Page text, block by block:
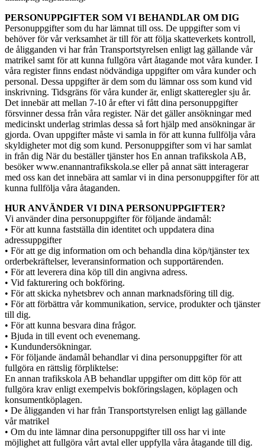
PERSONUPPGIFTER SOM VI BEHANDLAR OM DIG
Personuppgifter som du har lämnat till oss. De uppgifter som vi
behöver för vår verksamhet är till för att följa skatteverkets kontroll,
de åligganden vi har från Transportstyrelsen enligt lag gällande vår
matrikel samt för att kunna fullgöra vårt åtagande mot våra kunder. I
våra register finns endast nödvändiga uppgifter om våra kunder och
personal. Dessa uppgifter är dem som du lämnar oss som kund vid
inskrivning. Tidsgräns för våra kunder är, enligt skatteregler sju år.
Det innebär att mellan 7-10 år efter vi fått dina personuppgifter
försvinner dessa från våra register. När det gäller ansökningar med
medicinskt underlag strimlas dessa så fort hjälp med ansökningar är
gjorda. Ovan uppgifter måste vi samla in för att kunna fullfölja våra
skyldigheter mot dig som kund. Personuppgifter som vi har samlat
in från dig När du beställer tjänster hos En annan trafikskola AB,
besöker www.enannantrafikskola.se eller på annat sätt interagerar
med oss kan det innebära att samlar vi in dina personuppgifter för att
kunna fullfölja våra åtaganden.
HUR ANVÄNDER VI DINA PERSONUPPGIFTER?
Vi använder dina personuppgifter för följande ändamål:
• För att kunna fastställa din identitet och uppdatera dina
adressuppgifter
• För att ge dig information om och behandla dina köp/tjänster tex
orderbekräftelser, leveransinformation och supportärenden.
• För att leverera dina köp till din angivna adress.
• Vid fakturering och bokföring.
• För att skicka nyhetsbrev och annan marknadsföring till dig.
• För att förbättra vår kommunikation, service, produkter och tjänster
till dig.
• För att kunna besvara dina frågor.
• Bjuda in till event och evenemang.
• Kundundersökningar.
• För följande ändamål behandlar vi dina personuppgifter för att
fullgöra en rättslig förpliktelse:
En annan trafikskola AB behandlar uppgifter om ditt köp för att
fullgöra krav enligt exempelvis bokföringslagen, köplagen och
konsumentköplagen.
• De åligganden vi har från Transportstyrelsen enligt lag gällande
vår matrikel
• Om du inte lämnar dina personuppgifter till oss har vi inte
möjlighet att fullgöra vårt avtal eller uppfylla våra åtagande till dig.